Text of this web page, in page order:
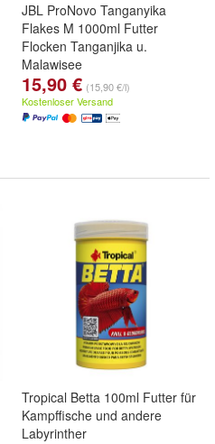
JBL ProNovo Tanganyika
Flakes M 1000ml Futter
Flocken Tanganjika u.
Malawisee
15,90 € (15,90 €/l)
Kostenloser Versand
Tropical Betta 100ml Futter für
Kampffische und andere
Labyrinther